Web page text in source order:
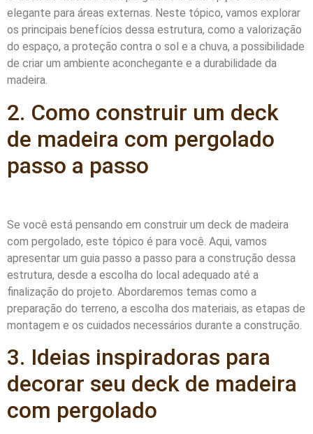
elegante para áreas externas. Neste tópico, vamos explorar
os principais benefícios dessa estrutura, como a valorização
do espaço, a proteção contra o sol e a chuva, a possibilidade
de criar um ambiente aconchegante e a durabilidade da
madeira.
2. Como construir um deck
de madeira com pergolado
passo a passo
Se você está pensando em construir um deck de madeira
com pergolado, este tópico é para você. Aqui, vamos
apresentar um guia passo a passo para a construção dessa
estrutura, desde a escolha do local adequado até a
finalização do projeto. Abordaremos temas como a
preparação do terreno, a escolha dos materiais, as etapas de
montagem e os cuidados necessários durante a construção.
3. Ideias inspiradoras para
decorar seu deck de madeira
com pergolado